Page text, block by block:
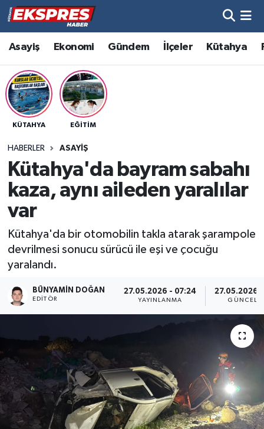
Asayiş Ekonomi Gündem İlçeler Kütahya
KÜTAHYA EĞITIM
HABERLER ASAYIŞ
Kütahya'da bayram sabahı
kaza, aynı aileden yaralılar
var
Kütahya'da bir otomobilin takla atarak şarampole
devrilmesi sonucu sürücü ile eşi ve çocuğu
yaralandı.
BÜNYAMIN DOĞAN
EDITÖR
27.05.2026 - 07:24
YAYINLANMA
27.05.2026
Altıntaş
Asayiş
Aslanapa
Bölge
Çavdarhisar
Dumlupınar
Dünya
Eğitim
Ekonomi
Emet
Foto Galeri
Hava Durumu
Trafik Durumu
Süper Lig Puan Durumu ve Fikstür
Son Dakika Haberleri
Haber Arşivi